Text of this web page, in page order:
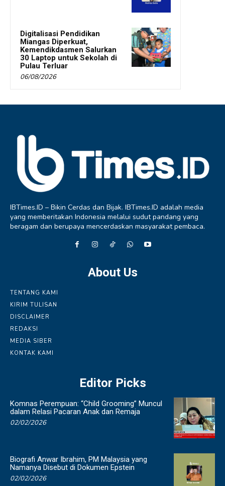
Digitalisasi Pendidikan
Miangas Diperkuat,
Kemendikdasmen Salurkan
30 Laptop untuk Sekolah di
Pulau Terluar
06/08/2026
IBTimes.ID – Bikin Cerdas dan Bijak. IBTimes.ID adalah media
yang memberitakan Indonesia melalui sudut pandang yang
beragam dan berupaya mencerdaskan masyarakat pembaca.
About Us
TENTANG KAMI
KIRIM TULISAN
DISCLAIMER
REDAKSI
MEDIA SIBER
KONTAK KAMI
Editor Picks
Komnas Perempuan: “Child Grooming” Muncul
dalam Relasi Pacaran Anak dan Remaja
02/02/2026
Biografi Anwar Ibrahim, PM Malaysia yang
Namanya Disebut di Dokumen Epstein
02/02/2026